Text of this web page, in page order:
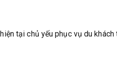
tại chủ yếu phục vụ du